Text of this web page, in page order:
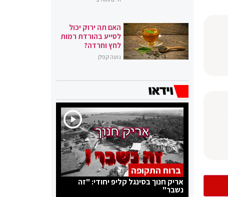
האם תה ירוק יכול
לסייע בהורדת רמות
לחץ וחרדה?
נועה קפלן
ברוח התקופה
אריק חנוך בסינגל קליפ יחודי: "זה
נשבר"